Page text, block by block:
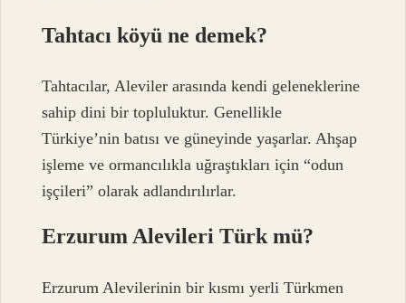
Tahtacı köyü ne demek?
Tahtacılar, Aleviler arasında kendi geleneklerine
sahip dini bir topluluktur. Genellikle
Türkiye’nin batısı ve güneyinde yaşarlar. Ahşap
işleme ve ormancılıkla uğraştıkları için “odun
işçileri” olarak adlandırılırlar.
Erzurum Alevileri Türk mü?
Erzurum Alevilerinin bir kısmı yerli Türkmen